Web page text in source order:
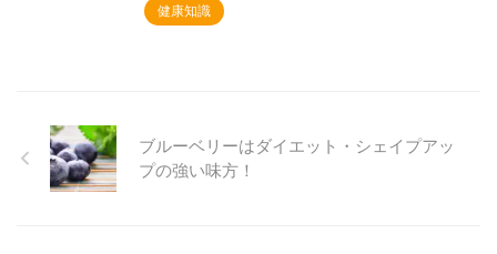
健康知識
ブルーベリーはダイエット・シェイプアッ
プの強い味方！